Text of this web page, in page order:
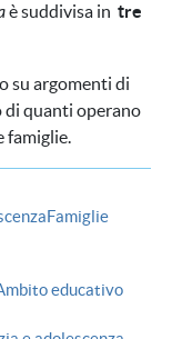
è suddivisa in tre
su argomenti di
di quanti operano
famiglie.
Famiglie
educativo